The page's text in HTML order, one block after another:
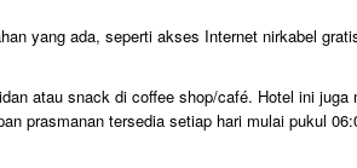
yang ada, seperti akses Internet nirkabel
atau snack di coffee shop/café. Hotel ini juga
prasmanan tersedia setiap hari mulai pukul